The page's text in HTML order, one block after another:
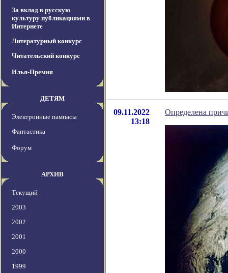
За вклад в русскую
культуру публикациями в
Интернете
Литературный конкурс
Читательский конкурс
Илья-Премия
ДЕТЯМ
Электронные пампасы
Фантастика
Форум
АРХИВ
Текущий
2003
2002
2001
2000
1999
09.11.2022
13:18
Определена